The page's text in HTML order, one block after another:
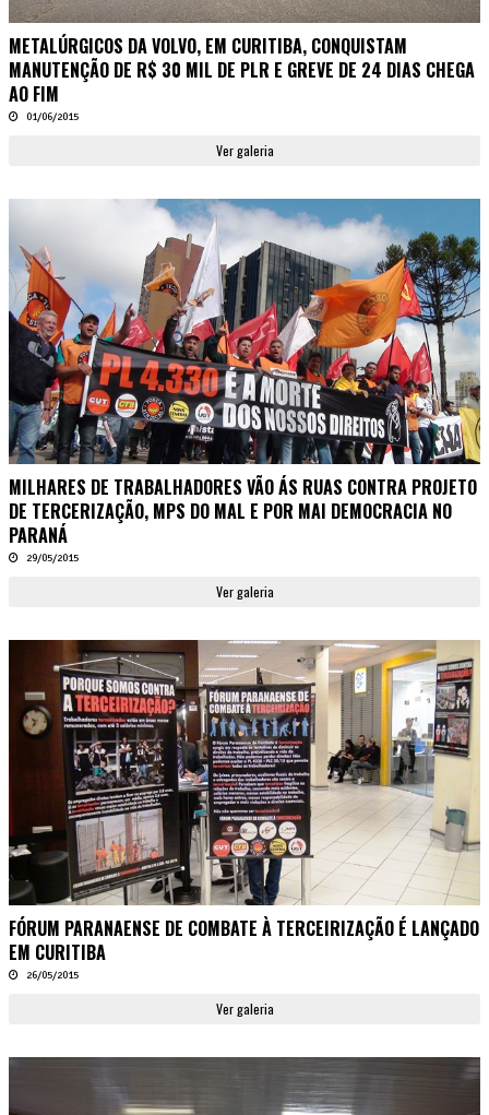
METALÚRGICOS DA VOLVO, EM CURITIBA, CONQUISTAM
MANUTENÇÃO DE R$ 30 MIL DE PLR E GREVE DE 24 DIAS CHEGA
AO FIM
01/06/2015
Ver galeria
MILHARES DE TRABALHADORES VÃO ÁS RUAS CONTRA PROJETO
DE TERCERIZAÇÃO, MPS DO MAL E POR MAI DEMOCRACIA NO
PARANÁ
29/05/2015
Ver galeria
FÓRUM PARANAENSE DE COMBATE À TERCEIRIZAÇÃO É LANÇADO
EM CURITIBA
26/05/2015
Ver galeria